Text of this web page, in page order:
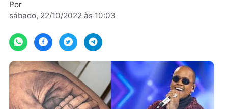
Por
sábado, 22/10/2022 às 10:03